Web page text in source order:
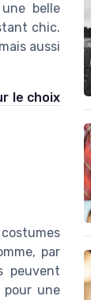
belle
chic.
aussi
le choix
par
peuvent
une